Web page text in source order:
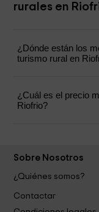
rurales en
¿Dónde están los
turismo rural en
¿Cuál es el precio
Riofrio?
Sobre Nosotros
¿Quiénes somos?
Contactar